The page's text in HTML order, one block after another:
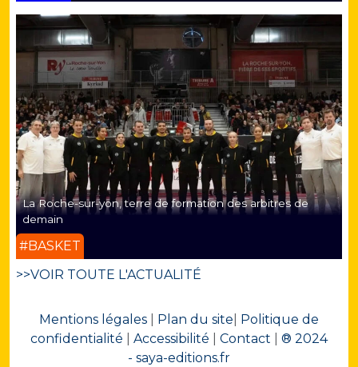
La Roche-sur-yon, terre de formation des arbitres de
demain
#BASKET
>>VOIR TOUTE L'ACTUALITÉ
Mentions légales Plan du site
Politique de
confidentialité
Accessibilité Contact
® 2024
- saya-editions.fr